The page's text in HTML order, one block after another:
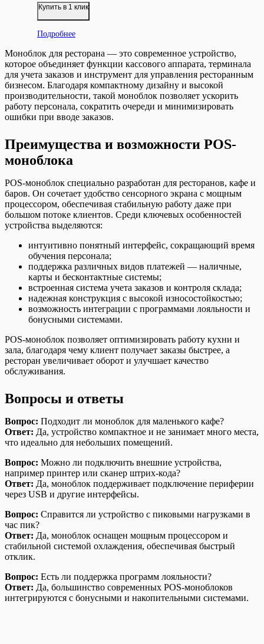
Купить в 1 клик
Подробнее
Моноблок для ресторана — это современное устройство,
которое объединяет функции кассового аппарата, терминала
для учета заказов и инструмент для управления ресторанным
бизнесом. Благодаря компактному дизайну и высокой
производительности, такой моноблок позволяет ускорить
работу персонала, сократить очереди и минимизировать
ошибки при вводе заказов.
Преимущества и возможности POS-
моноблока
POS-моноблок специально разработан для ресторанов, кафе и
баров. Он сочетает удобство сенсорного экрана с мощным
процессором, обеспечивая стабильную работу даже при
большом потоке клиентов. Среди ключевых особенностей
устройства выделяются:
интуитивно понятный интерфейс, сокращающий время
обучения персонала;
поддержка различных видов платежей — наличные,
карты и бесконтактные системы;
встроенная система учета заказов и контроля склада;
надежная конструкция с высокой износостойкостью;
возможность интеграции с программами лояльности и
бонусными системами.
POS-моноблок позволяет оптимизировать работу кухни и
зала, благодаря чему клиент получает заказы быстрее, а
ресторан увеличивает оборот и улучшает качество
обслуживания.
Вопросы и ответы
Вопрос: Подходит ли моноблок для маленького кафе?
Ответ: Да, устройство компактное и не занимает много места,
что идеально для небольших помещений.
Вопрос: Можно ли подключить внешние устройства,
например принтер или сканер штрих-кода?
Ответ: Да, моноблок поддерживает подключение периферии
через USB и другие интерфейсы.
Вопрос: Справится ли устройство с пиковыми нагрузками в
час пик?
Ответ: Да, моноблок оснащен мощным процессором и
стабильной системой охлаждения, обеспечивая быстрый
отклик.
Вопрос: Есть ли поддержка программ лояльности?
Ответ: Да, большинство современных POS-моноблоков
интегрируются с бонусными и накопительными системами.